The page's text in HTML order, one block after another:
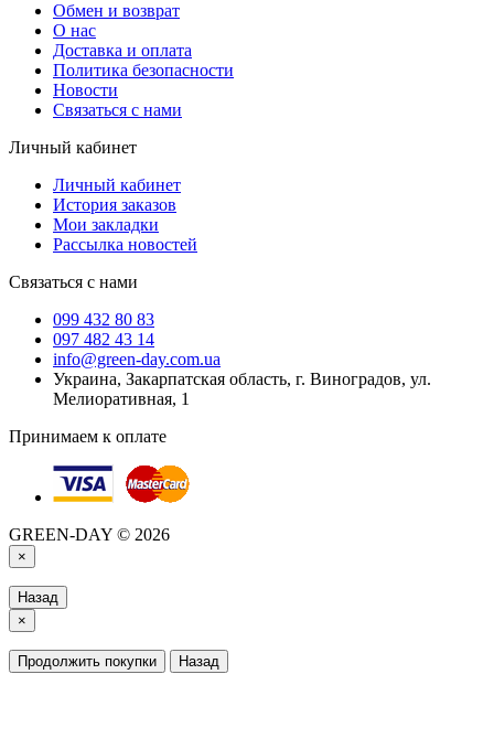
Обмен и возврат
О нас
Доставка и оплата
Политика безопасности
Новости
Связаться с нами
Личный кабинет
Личный кабинет
История заказов
Мои закладки
Рассылка новостей
Связаться с нами
099 432 80 83
097 482 43 14
info@green-day.com.ua
Украина, Закарпатская область, г. Виноградов, ул.
Мелиоративная, 1
Принимаем к оплате
GREEN-DAY © 2026
×
Назад
×
Продолжить покупки Назад